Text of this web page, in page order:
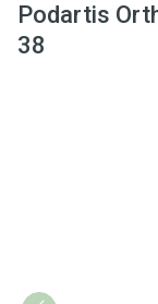
Podartis
38